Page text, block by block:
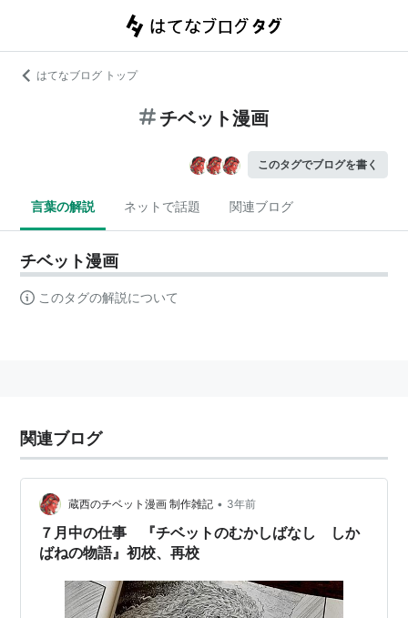
はてなブログ トップ
チベット漫画
このタグでブログを書く
言葉の解説 ネットで話題 関連ブログ
チベット漫画
このタグの解説について
関連ブログ
蔵西のチベット漫画 制作雑記 • 3年前
７月中の仕事 『チベットのむかしばなし しか
ばねの物語』初校、再校